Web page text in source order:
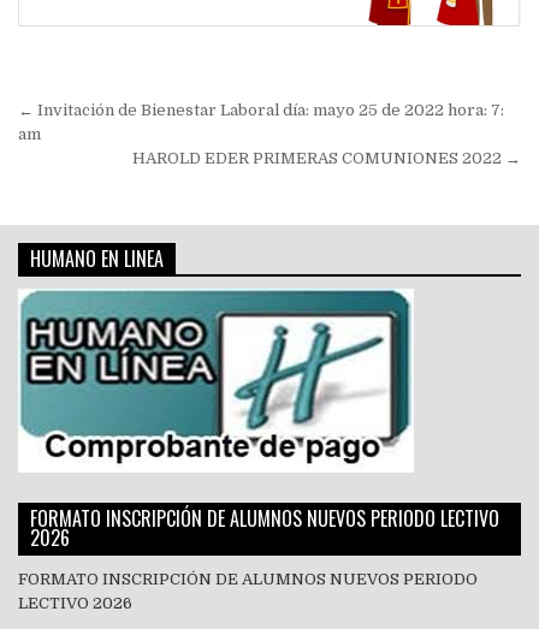
Navegación
de
← Invitación de Bienestar Laboral día: mayo 25 de 2022 hora: 7:
am
HAROLD EDER PRIMERAS COMUNIONES 2022 →
HUMANO EN LINEA
FORMATO INSCRIPCIÓN DE ALUMNOS NUEVOS PERIODO LECTIVO
2026
FORMATO INSCRIPCIÓN DE ALUMNOS NUEVOS PERIODO
LECTIVO 2026